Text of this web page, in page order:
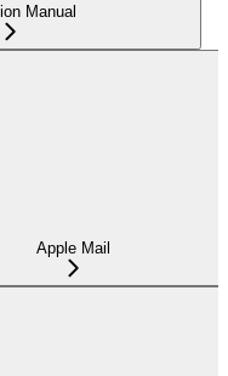
Manual
Apple Mail